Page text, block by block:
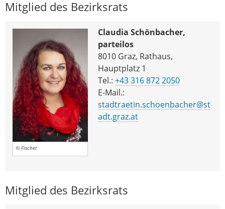
Mitglied des Bezirksrats
© Fischer
Claudia Schönbacher,
parteilos
8010 Graz, Rathaus,
Hauptplatz 1
Tel.: +43 316 872 2050
E-Mail.:
stadtraetin.schoenbacher@st
adt.graz.at
Mitglied des Bezirksrats